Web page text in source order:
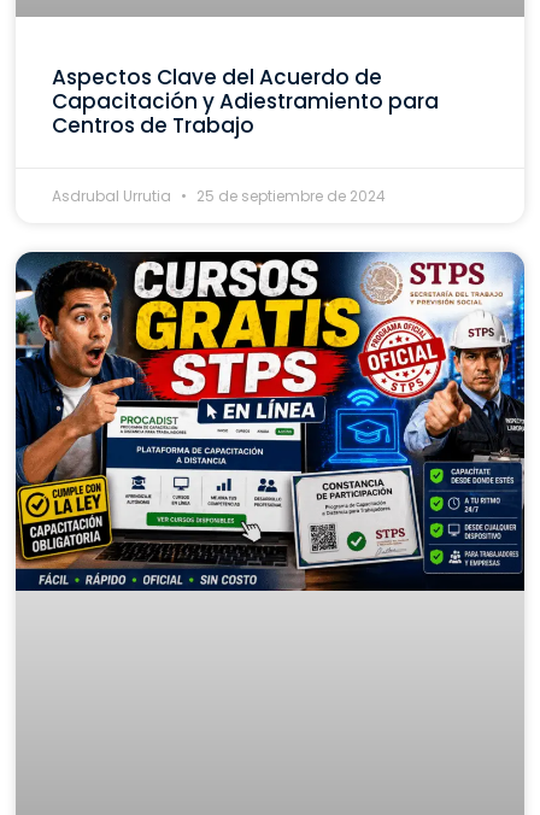
Aspectos Clave del Acuerdo de
Capacitación y Adiestramiento para
Centros de Trabajo
Asdrubal Urrutia 25 de septiembre de 2024